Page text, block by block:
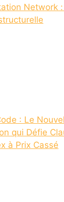
Network :
: Le
qui Défie
à Prix Cassé